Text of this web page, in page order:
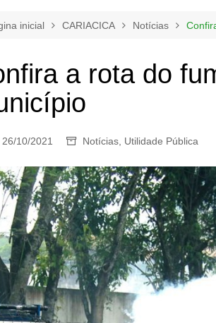
inicial CARIACICA Notícias
a rota do
26/10/2021 Notícias, Utilidade Pública